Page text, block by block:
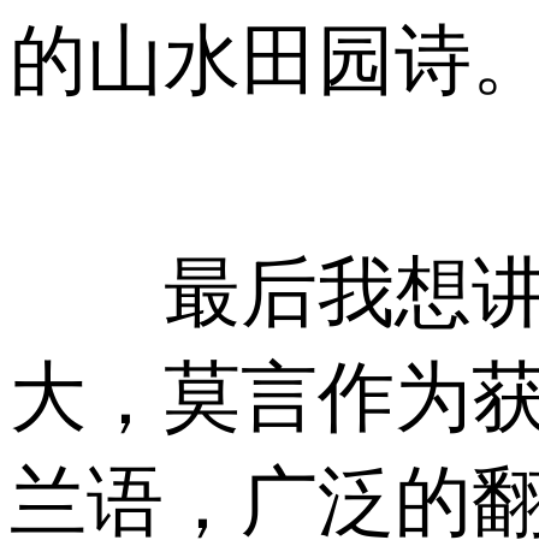
的山水田园诗
最后我想讲
大，莫言作为
兰语，广泛的